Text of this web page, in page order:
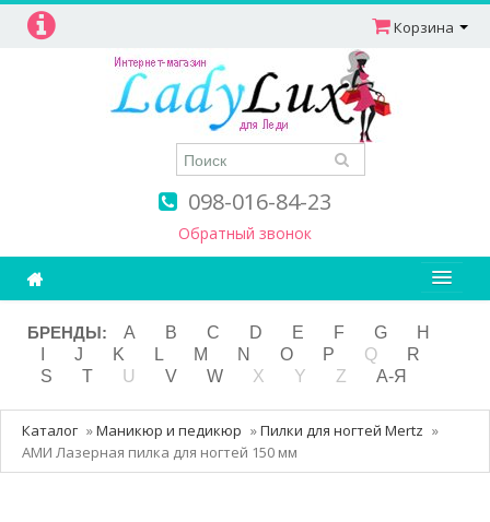
098-016-84-23
Обратный звонок
Корзина
Ароматерапия
Витамины
Детям и мамам
Косметика
БРЕНДЫ: A B C D E F G
H
J K L M N O P Q
R
S
T U V W X Y Z А-Я
Каталог »Маникюр и педикюр »Пилки для ногтей Mertz »
АМИ Лазерная пилка для ногтей 150 мм